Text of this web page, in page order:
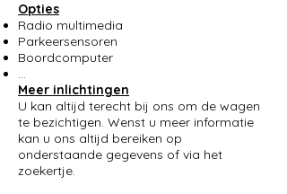
Opties
Radio multimedia
Parkeersensoren
Boordcomputer
...
Meer inlichtingen
U kan altijd terecht bij ons om de wagen
te bezichtigen. Wenst u meer informatie
kan u ons altijd bereiken op
onderstaande gegevens of via het
zoekertje.